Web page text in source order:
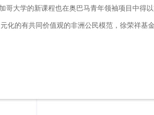
大学的新课程也在奥巴马青年领袖项目中得
化的有共同价值观的非洲公民模范，徐荣祥基